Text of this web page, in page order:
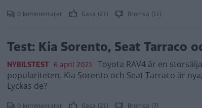
0 kommentarer Gasa (21) Bromsa (11)
Test: Kia Sorento, Seat Tarraco
NYBILSTEST 6 april 2021 Toyota RAV4 är en
populariteten. Kia Sorento och Seat Tarraco är
Lyckas de?
0 kommentarer Gasa (21) Bromsa (7)